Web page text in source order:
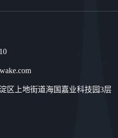
区上地街道海国嘉业科技园3层